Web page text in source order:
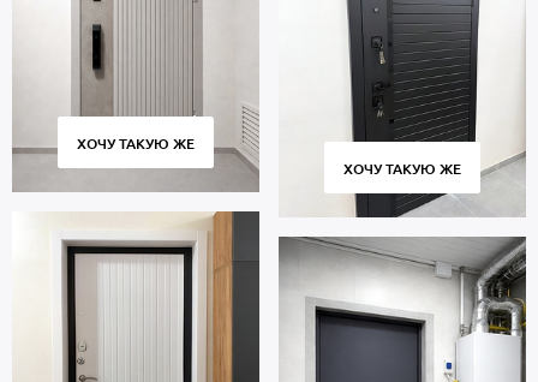
ХОЧУ ТАКУЮ ЖЕ
ХОЧУ ТАКУЮ ЖЕ